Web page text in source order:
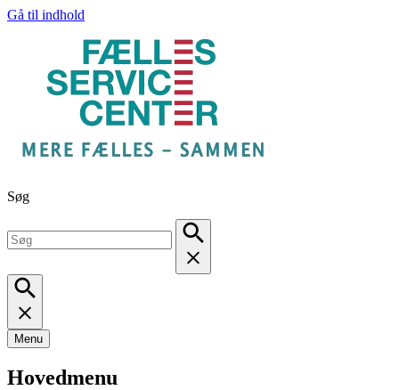
Gå til indhold
Søg
Menu
Hovedmenu